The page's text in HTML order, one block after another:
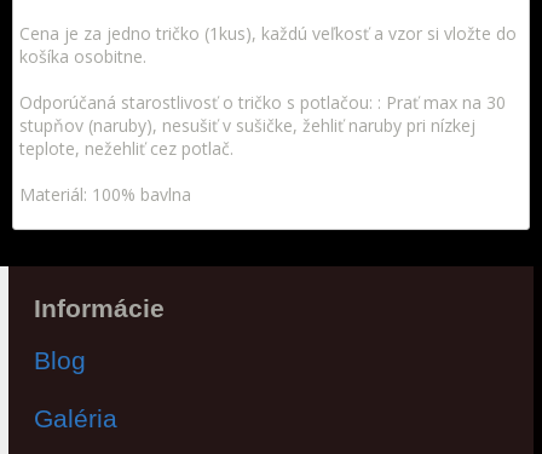
Cena je za jedno tričko (1kus), každú veľkosť a vzor si vložte do
košíka osobitne.
Odporúčaná starostlivosť o tričko s potlačou: : Prať max na 30
stupňov (naruby), nesušiť v sušičke, žehliť naruby pri nízkej
teplote, nežehliť cez potlač.
Materiál: 100% bavlna
Informácie
Blog
Galéria